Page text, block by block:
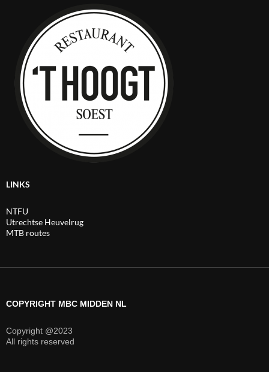
LINKS
NTFU
Utrechtse Heuvelrug
MTB routes
COPYRIGHT MBC MIDDEN NL
Copyright @2023
All rights reserved